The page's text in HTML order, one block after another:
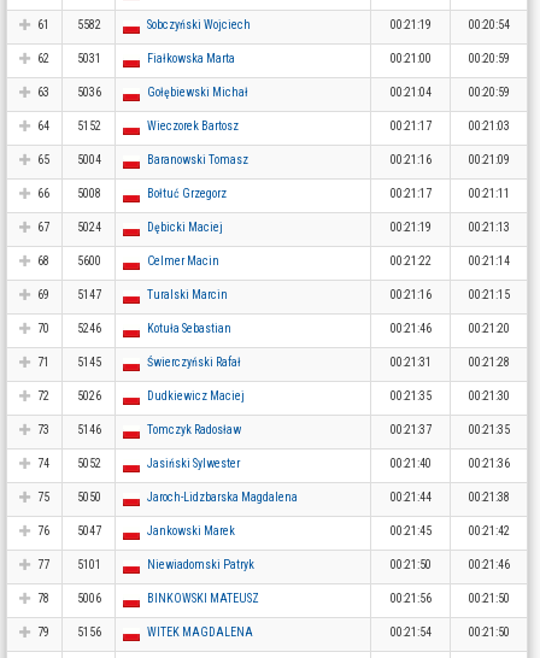
61 5582 Sobczyński Wojciech 00:21:19 00:20:54
62 5031 Fiałkowska Marta 00:21:00 00:20:59
63 5036 Gołębiewski Michał 00:21:04 00:20:59
64 5152 Wieczorek Bartosz 00:21:17 00:21:03
65 5004 Baranowski Tomasz 00:21:16 00:21:09
66 5008 Bołtuć Grzegorz 00:21:17 00:21:11
67 5024 Dębicki Maciej 00:21:19 00:21:13
68 5600 Celmer Macin 00:21:22 00:21:14
69 5147 Turalski Marcin 00:21:16 00:21:15
70 5246 Kotuła Sebastian 00:21:46 00:21:20
71 5145 Świerczyński Rafał 00:21:31 00:21:28
72 5026 Dudkiewicz Maciej 00:21:35 00:21:30
73 5146 Tomczyk Radosław 00:21:37 00:21:35
74 5052 Jasiński Sylwester 00:21:40 00:21:36
75 5050 Jaroch-Lidzbarska Magdalena 00:21:44 00:21:38
76 5047 Jankowski Marek 00:21:45 00:21:42
77 5101 Niewiadomski Patryk 00:21:50 00:21:46
78 5006 BINKOWSKI MATEUSZ 00:21:56 00:21:50
79 5156 WITEK MAGDALENA 00:21:54 00:21:50